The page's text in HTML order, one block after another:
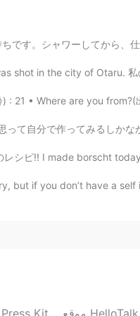
cat” in Google
、ジムに行きました。一時間運動して、汗がいっぱい
this was shot in the city of
: 21 • Where are you from?(
達に作られたブラウニーを見せてもらったのですが、
ゃんのレシピ!! I made borscht
but if you don’t have a
Press Kit موقع HelloTalk